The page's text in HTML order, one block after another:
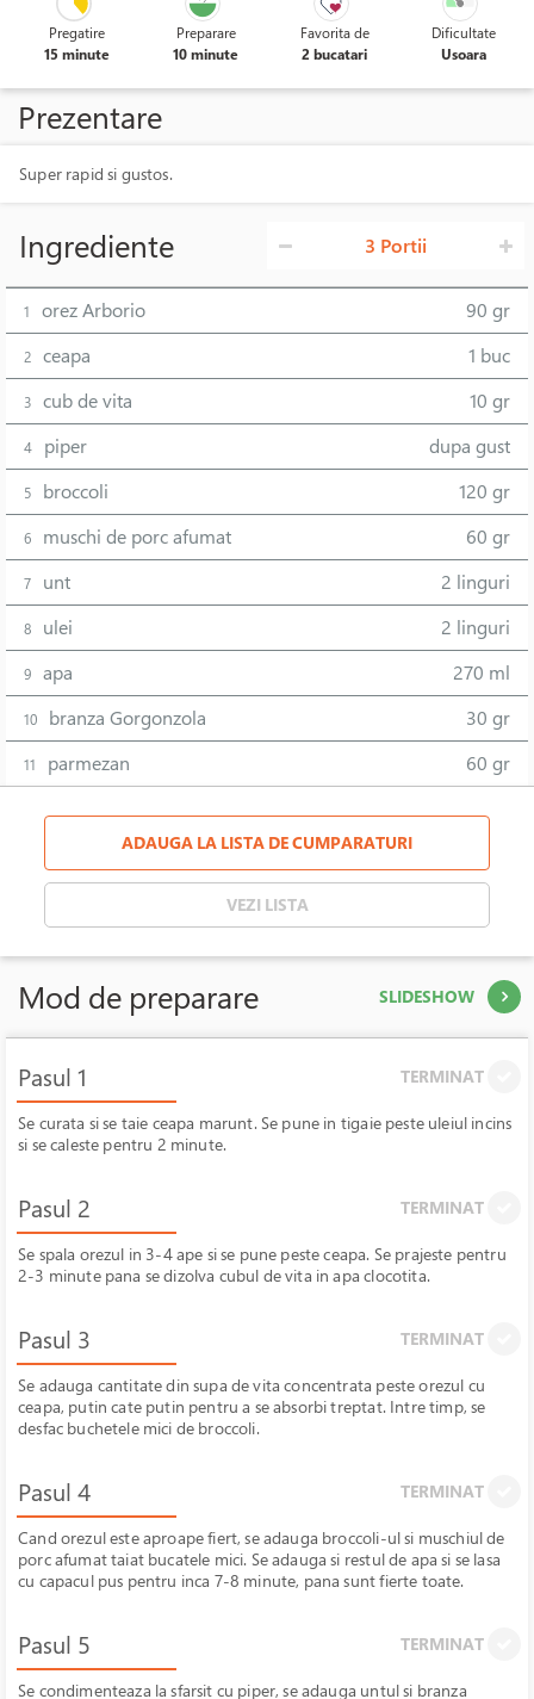
Pregatire
15 minute
Preparare
10 minute
Favorita de
2 bucatari
Dificultate
Usoara
Prezentare
Super rapid si gustos.
Ingrediente 3 Portii
1 orez Arborio 90 gr
2 ceapa 1 buc
3 cub de vita 10 gr
4 piper dupa gust
5 broccoli 120 gr
6 muschi de porc afumat 60 gr
7 unt 2 linguri
8 ulei 2 linguri
9 apa 270 ml
10 branza Gorgonzola 30 gr
11 parmezan 60 gr
ADAUGA LA LISTA DE CUMPARATURI
VEZI LISTA
Mod de preparare SLIDESHOW
Pasul 1 TERMINAT
Se curata si se taie ceapa marunt. Se pune in tigaie peste uleiul incins
si se caleste pentru 2 minute.
Pasul 2 TERMINAT
Se spala orezul in 3-4 ape si se pune peste ceapa. Se prajeste pentru
2-3 minute pana se dizolva cubul de vita in apa clocotita.
Pasul 3 TERMINAT
Se adauga cantitate din supa de vita concentrata peste orezul cu
ceapa, putin cate putin pentru a se absorbi treptat. Intre timp, se
desfac buchetele mici de broccoli.
Pasul 4 TERMINAT
Cand orezul este aproape fiert, se adauga broccoli-ul si muschiul de
porc afumat taiat bucatele mici. Se adauga si restul de apa si se lasa
cu capacul pus pentru inca 7-8 minute, pana sunt fierte toate.
Pasul 5 TERMINAT
Se condimenteaza la sfarsit cu piper, se adauga untul si branza